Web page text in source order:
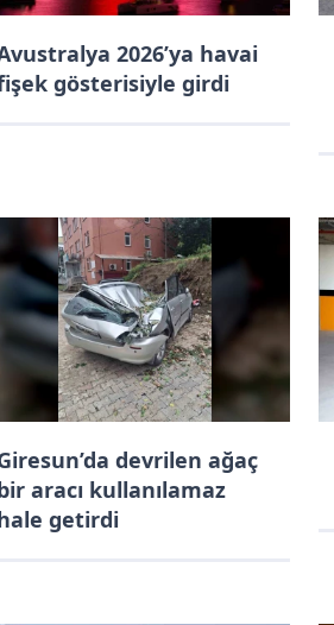
2026’ya havai
gösterisiyle girdi
devrilen ağaç
aracı kullanılamaz
getirdi